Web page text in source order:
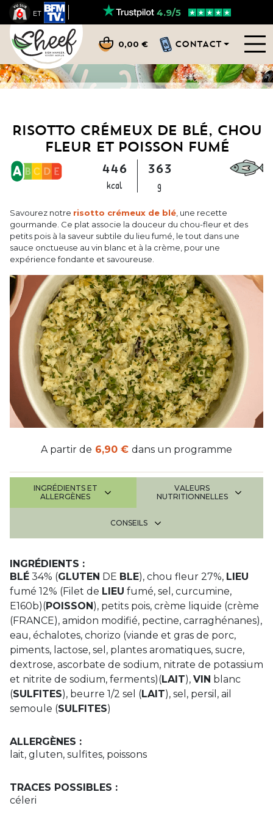
ET 4.9/5
0,00 € CONTACT
RISOTTO CRÉMEUX DE BLÉ, CHOU
FLEUR ET POISSON FUMÉ
446
kcal
363
g
Savourez notre risotto crémeux de blé , une recette
gourmande. Ce plat associe la douceur du chou-fleur et des
petits pois à la saveur subtile du lieu fumé, le tout dans une
sauce onctueuse au vin blanc et à la crème, pour une
expérience fondante et savoureuse.
A partir de 6,90 € dans un programme
INGRÉDIENTS ET
ALLERGÈNES
VALEURS
NUTRITIONNELLES
CONSEILS
INGRÉDIENTS :
BLÉ 34% (GLUTEN DE BLE), chou fleur 27%, LIEU
fumé 12% (Filet de LIEU fumé, sel, curcumine,
E160b)(POISSON), petits pois, crème liquide (crème
(FRANCE), amidon modifié, pectine, carraghénanes),
eau, échalotes, chorizo (viande et gras de porc,
piments, lactose, sel, plantes aromatiques, sucre,
dextrose, ascorbate de sodium, nitrate de potassium
et nitrite de sodium, ferments)(LAIT), VIN blanc
(SULFITES), beurre 1/2 sel (LAIT), sel, persil, ail
semoule (SULFITES)
ALLERGÈNES :
lait, gluten, sulfites, poissons
TRACES POSSIBLES :
céleri